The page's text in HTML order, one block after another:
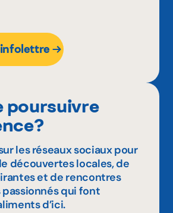
poursuivre
les réseaux sociaux pour
découvertes locales, de
et de rencontres
passionnés qui font
d’ici.